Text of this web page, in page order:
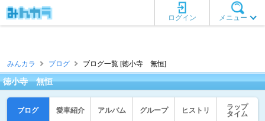
メニュー
ログイン
みんカラ ブログ ブログ一覧 [徳小寺 無恒]
徳小寺 無恒
ブログ 愛車紹介 アルバム グループ ヒストリ
ラップ
タイム